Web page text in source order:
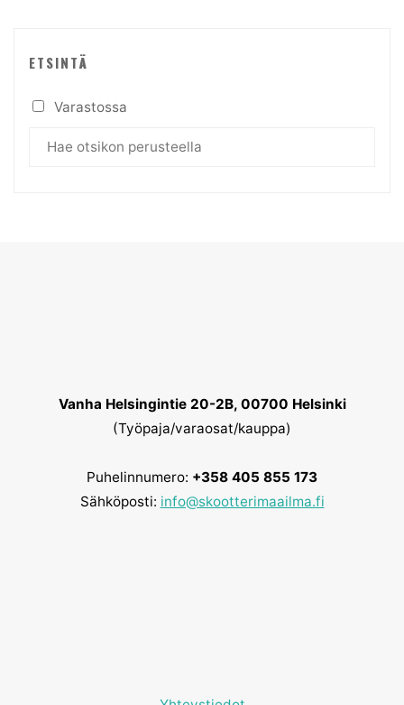
ETSINTÄ
Varastossa
Vanha Helsingintie 20-2B, 00700 Helsinki
(Työpaja/varaosat/kauppa)
Puhelinnumero: +358 405 855 173
Sähköposti: info@skootterimaailma.fi